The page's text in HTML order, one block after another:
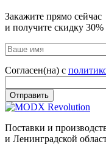
Закажите прямо сейчас
и получите скидку 30%
Согласен(на) с
Отправить
Поставки и
и Ленинградской